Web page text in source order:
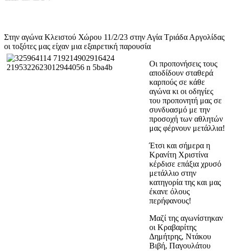
Στην αγώνα Κλειστού Χώρου 11/2/23 στην Αγία Τριάδα Αργολίδας
οι τοξότες μας είχαν μια εξαιρετική παρουσία
Οι προπονήσεις τους
αποδίδουν σταθερά
καρπούς σε κάθε
αγώνα κι οι οδηγίες
του προπονητή μας σε
συνδυασμό με την
προσοχή των αθλητών
μας φέρνουν μετάλλια!
Έτσι και σήμερα η
Κρανίτη Χριστίνα
κέρδισε επάξια χρυσό
μετάλλιο στην
κατηγορία της και μας
έκανε όλους
περήφανους!
Μαζί της αγωνίστηκαν
οι Κραβαρίτης
Δημήτρης, Ντάκου
Βιβή, Παγουλάτου